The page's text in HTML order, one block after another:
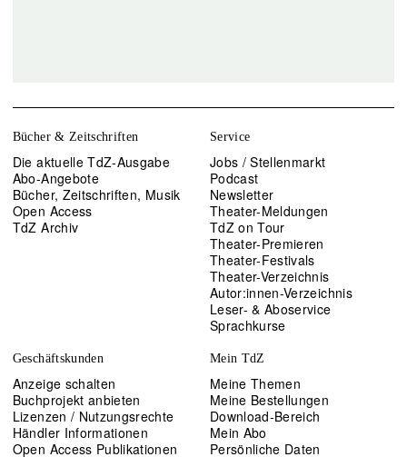
Bücher & Zeitschriften
Die aktuelle TdZ-Ausgabe
Abo-Angebote
Bücher, Zeitschriften, Musik
Open Access
TdZ Archiv
Service
Jobs / Stellenmarkt
Podcast
Newsletter
Theater-Meldungen
TdZ on Tour
Theater-Premieren
Theater-Festivals
Theater-Verzeichnis
Autor:innen-Verzeichnis
Leser- & Aboservice
Sprachkurse
Geschäftskunden
Anzeige schalten
Buchprojekt anbieten
Lizenzen / Nutzungsrechte
Händler Informationen
Open Access Publikationen
Mein TdZ
Meine Themen
Meine Bestellungen
Download-Bereich
Mein Abo
Persönliche Daten